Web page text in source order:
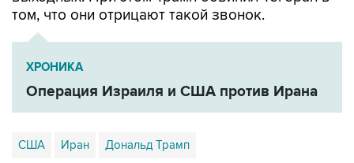
том, что они отрицают такой звонок.
ХРОНИКА
Операция Израиля и США против Ирана
США Иран Дональд Трамп